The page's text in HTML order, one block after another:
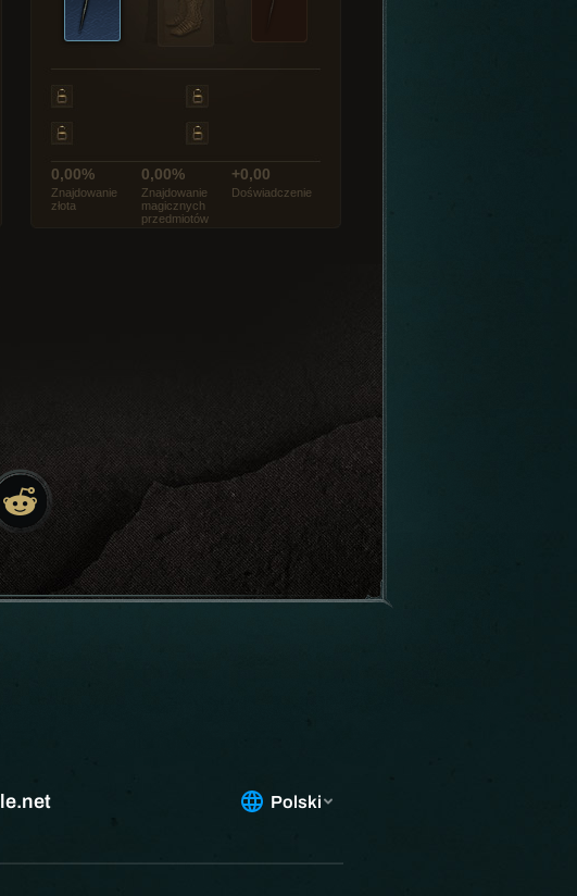
0,00%
Znajdowanie
złota
0,00%
Znajdowanie
magicznych
przedmiotów
+0,00
Doświadczenie